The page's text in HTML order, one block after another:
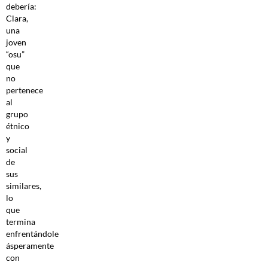
debería:
Clara,
una
joven
“osu”
que
no
pertenece
al
grupo
étnico
y
social
de
sus
similares,
lo
que
termina
enfrentándole
ásperamente
con